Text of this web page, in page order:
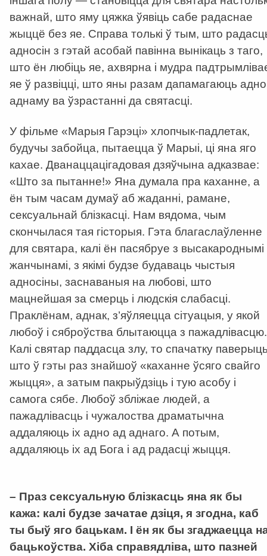
важнай, што яму цяжка ўявіць сабе радаснае
жыццё без яе. Справа толькі ў тым, што
адносін з гэтай асобай павінна вынікаць з таго,
што ён любіць яе, ахвярна і мудра
яе ў развіцці, што яны разам дапамагаюць адно
аднаму ва ўзрастанні да святасці.
У фільме «Марыя Гарэці» хлопчык-падлетак,
будучы забойца, пытаецца ў Марыі, ці яна яго
кахае. Дванаццацігадовая дзяўчына адказвае:
«Што за пытанне!» Яна думала пра каханне, а
ён тым часам думаў аб жаданні, рамане,
сексуальнай блізкасці. Нам вядома, чым
скончылася тая гісторыя. Гэта благаслаўленне
для святара, калі ён пасябруе з высакароднымі
жанчынамі, з якімі будзе будаваць чыстыя
адносіны, заснаваныя на любові, што
мацнейшая за смерць і людскія слабасці.
Праклёнам, аднак, з’яўляецца сітуацыя, у якой
любоў і сяброўства блытаюцца з пажадлівасцю.
Калі святар паддасца злу, то спачатку
што ў гэты раз знайшоў «каханне ўсяго свайго
жыцця», а затым пакрыўдзіць і тую асобу і
самога сябе. Любоў збліжае людей, а
пажадлівасць і чужалоства драматычна
аддаляюць іх адно ад аднаго. А потым,
аддаляюць іх ад Бога і ад радасці жыцця.
– Праз сексуальную блізкасць яна як бы
кажа: калі будзе зачатае дзіця, я згодна, каб
ты быў яго бацькам. І ён як бы згаджаецца
бацькоўства. Хіба справядліва, што пазней